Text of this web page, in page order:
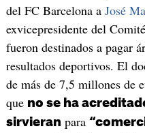
del FC Barcelona a José
exvicepresidente del
fueron destinados a pagar
resultados deportivos. El
de más de 7,5 millones de
que no se ha
sirvieran para